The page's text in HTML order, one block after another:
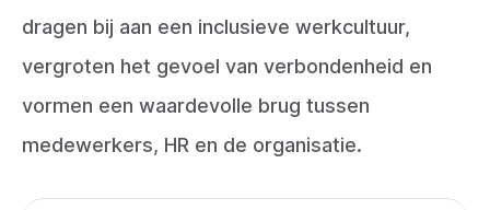
dragen bij aan een inclusieve werkcultuur,
vergroten het gevoel van verbondenheid en
vormen een waardevolle brug tussen
medewerkers, HR en de organisatie.